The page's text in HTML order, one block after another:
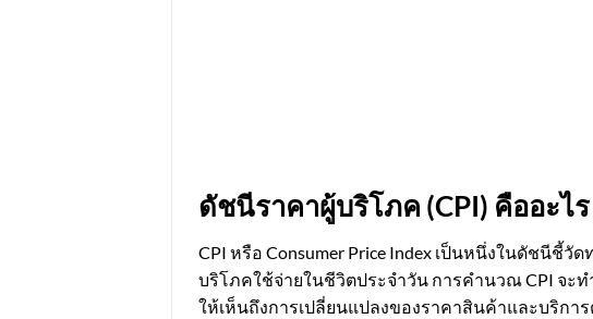
ดัชนีราคาผู้บริโภค (CPI) คืออะไร
CPI หรือ Consumer Price Index เป็นหนึ่งในดัชนี
บริโภคใช้จ่ายในชีวิตประจำวัน การคำนวณ CPI จะ
ให้เห็นถึงการเปลี่ยนแปลงของราคาสินค้าและบริกา